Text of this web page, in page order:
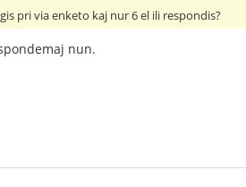
pri via enketo kaj nur 6 el ili respondis?
nun.